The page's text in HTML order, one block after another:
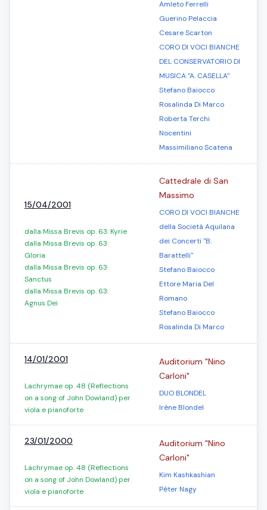
Amleto Ferrelli
Guerino Pelaccia
Cesare Scarton
CORO DI VOCI BIANCHE
DEL CONSERVATORIO DI
MUSICA "A. CASELLA"
Stefano Baiocco
Rosalinda Di Marco
Roberta Terchi
Nocentini
Massimiliano Scatena
15/04/2001
dalla Missa Brevis op. 63: Kyrie
dalla Missa Brevis op. 63:
Gloria
dalla Missa Brevis op. 63:
Sanctus
dalla Missa Brevis op. 63:
Agnus Dei
Cattedrale di San
Massimo
CORO DI VOCI BIANCHE
della Società Aquilana
dei Concerti "B.
Barattelli"
Stefano Baiocco
Ettore Maria Del
Romano
Stefano Baiocco
Rosalinda Di Marco
14/01/2001
Lachrymae op. 48 (Reflections
on a song of John Dowland) per
viola e pianoforte
Auditorium "Nino
Carloni"
DUO BLONDEL
Irène Blondel
23/01/2000
Lachrymae op. 48 (Reflections
on a song of John Dowland) per
viola e pianoforte
Auditorium "Nino
Carloni"
Kim Kashkashian
Péter Nagy